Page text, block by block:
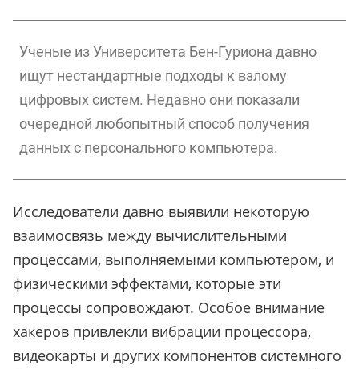
Ученые из Университета Бен-Гуриона давно
ищут нестандартные подходы к взлому
цифровых систем. Недавно они показали
очередной любопытный способ получения
данных с персонального компьютера.
Исследователи давно выявили некоторую
взаимосвязь между вычислительными
процессами, выполняемыми компьютером, и
физическими эффектами, которые эти
процессы сопровождают. Особое внимание
хакеров привлекли вибрации процессора,
видеокарты и других компонентов системного